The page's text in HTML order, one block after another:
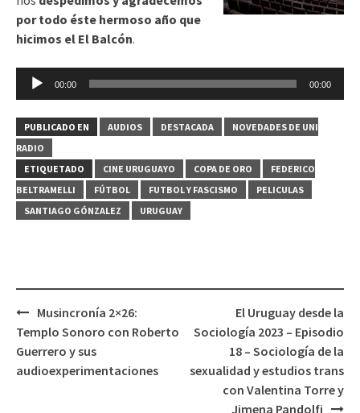
por todo éste hermoso año que
hicimos el El Balcón.
Reproductor
audio
00:00 00:00
PUBLICADO EN AUDIOS DESTACADA
NOVEDADES DE UNI
RADIO
ETIQUETADO
CINE URUGUAYO COPA DE ORO
FEDERICO
BELTRAMELLI
FÚTBOL FUTBOL Y FASCISMO
PELICULAS
SANTIAGO GÓNZALEZ
URUGUAY
Navegación
de
entradas
Musincronía 2×26:
Templo Sonoro con Roberto
Guerrero y sus
audioexperimentaciones
El Uruguay desde la
Sociología 2023 – Episodio
18 – Sociología de la
sexualidad y estudios trans
con Valentina Torre y
Jimena Pandolfi